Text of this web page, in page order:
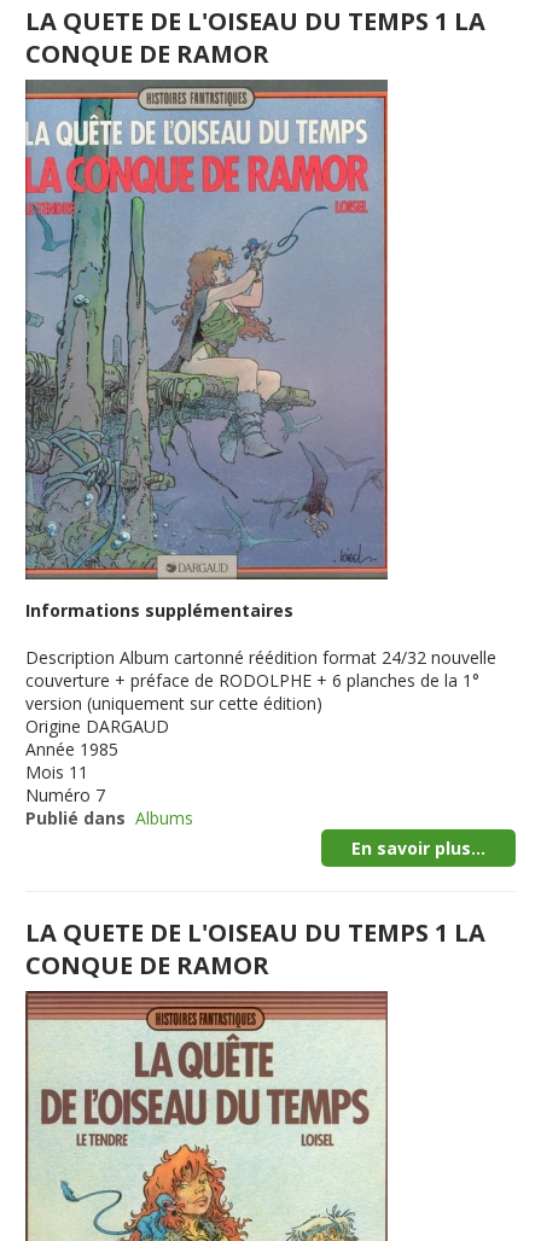
LA QUETE DE L'OISEAU DU TEMPS 1 LA
CONQUE DE RAMOR
Informations supplémentaires
Description Album cartonné réédition format 24/32 nouvelle
couverture + préface de RODOLPHE + 6 planches de la 1°
version (uniquement sur cette édition)
Origine DARGAUD
Année 1985
Mois 11
Numéro 7
Publié dans Albums
En savoir plus...
LA QUETE DE L'OISEAU DU TEMPS 1 LA
CONQUE DE RAMOR